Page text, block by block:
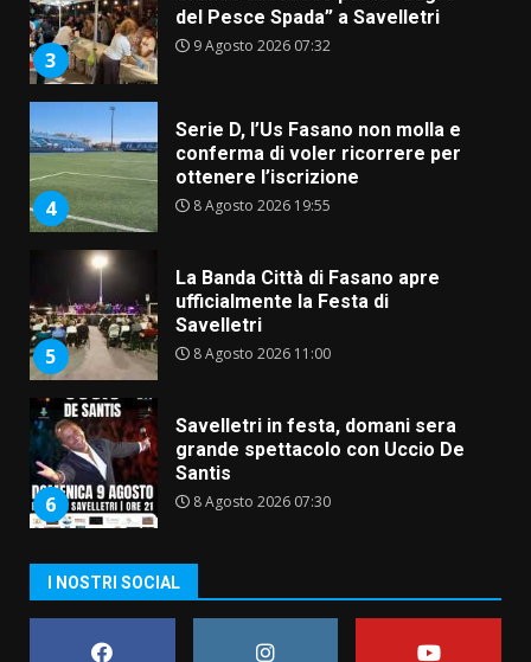
3
del Pesce Spada” a Savelletri
9 Agosto 2026 07:32
4
Serie D, l’Us Fasano non molla e
conferma di voler ricorrere per
ottenere l’iscrizione
8 Agosto 2026 19:55
5
La Banda Città di Fasano apre
ufficialmente la Festa di
Savelletri
8 Agosto 2026 11:00
6
Savelletri in festa, domani sera
grande spettacolo con Uccio De
Santis
8 Agosto 2026 07:30
Politiche Giovanili e Mobilità
Sostenibile: premiati gli studenti
I NOSTRI SOCIAL